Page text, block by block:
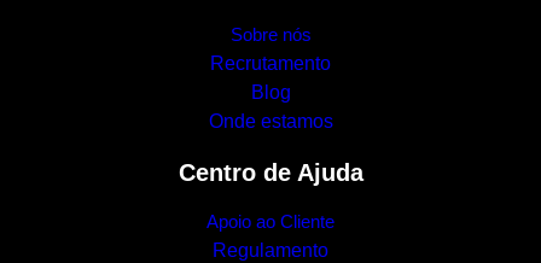
Sobre nós
Recrutamento
Blog
Onde estamos
Centro de Ajuda
Apoio ao Cliente
Regulamento